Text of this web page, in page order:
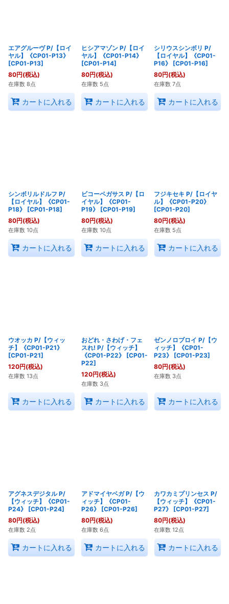
エアグルーヴ P/【ロイ
ヤル】《CP01-P13》
[CP01-P13]
80円(税込)
在庫数 8点
カートに入れる
ヒシアマゾン P/【ロイ
ヤル】《CP01-P14》
[CP01-P14]
80円(税込)
在庫数 5点
カートに入れる
シリウスシンボリ P/
【ロイヤル】《CP01-
P16》
[CP01-P16]
80円(税込)
在庫数 7点
カートに入れる
シンボリルドルフ P/
【ロイヤル】《CP01-
P18》
[CP01-P18]
80円(税込)
在庫数 10点
カートに入れる
ビコーペガサス P/【ロ
イヤル】《CP01-
P19》
[CP01-P19]
80円(税込)
在庫数 10点
カートに入れる
フジキセキ P/【ロイヤ
ル】《CP01-P20》
[CP01-P20]
80円(税込)
在庫数 5点
カートに入れる
ウオッカ P/【ウィッ
チ】《CP01-P21》
[CP01-P21]
120円(税込)
在庫数 13点
カートに入れる
おどれ・さわげ・フェ
スれ! P/【ウィッチ】
《CP01-P22》
[CP01-
P22]
120円(税込)
在庫数 3点
カートに入れる
ゼンノロブロイ P/【ウ
ィッチ】《CP01-
P23》
[CP01-P23]
80円(税込)
在庫数 3点
カートに入れる
アグネスデジタル P/
【ウィッチ】《CP01-
P24》
[CP01-P24]
80円(税込)
在庫数 2点
カートに入れる
アドマイヤベガ P/【ウ
ィッチ】《CP01-
P26》
[CP01-P26]
80円(税込)
在庫数 6点
カートに入れる
カワカミプリンセス P/
【ウィッチ】《CP01-
P27》
[CP01-P27]
80円(税込)
在庫数 12点
カートに入れる